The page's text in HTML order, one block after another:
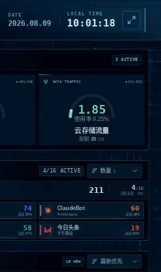
DATE
2026.08.09
LOCAL TIME
10:01:20
2 ACTIVE
ONLINE DATA TRAFFIC ONLINE
1.85
使用率9.25%
云存储流量
配额 20 GB
4/16 ACTIVE
211 4/16
活跃来源 · 25 %
74
占比35%
ClaudeBot
Anthropic
60
占比28%
58
占比27%
今日头条
字节跳动
19
占比9.0%
15 NEW 07.05